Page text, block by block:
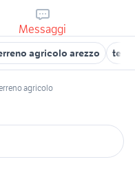
Messaggi
agricolo arezzo
agricolo